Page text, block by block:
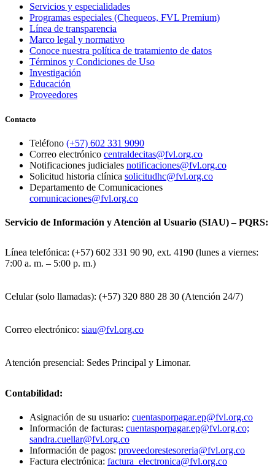
Servicios y especialidades
Programas especiales (Chequeos, FVL Premium)
Línea de transparencia
Marco legal y normativo
Conoce nuestra política de tratamiento de datos
Términos y Condiciones de Uso
Investigación
Educación
Proveedores
Contacto
Teléfono (+57) 602 331 9090
Correo electrónico centraldecitas@fvl.org.co
Notificaciones judiciales notificaciones@fvl.org.co
Solicitud historia clínica solicitudhc@fvl.org.co
Departamento de Comunicaciones
comunicaciones@fvl.org.co
Servicio de Información y Atención al Usuario (SIAU) – PQRS:
Línea telefónica: (+57) 602 331 90 90, ext. 4190 (lunes a viernes:
7:00 a. m. – 5:00 p. m.)
Celular (solo llamadas): (+57) 320 880 28 30 (Atención 24/7)
Correo electrónico: siau@fvl.org.co
Atención presencial: Sedes Principal y Limonar.
Contabilidad:
Asignación de su usuario: cuentasporpagar.ep@fvl.org.co
Información de facturas: cuentasporpagar.ep@fvl.org.co;
sandra.cuellar@fvl.org.co
Información de pagos: proveedorestesoreria@fvl.org.co
Factura electrónica: factura_electronica@fvl.org.co